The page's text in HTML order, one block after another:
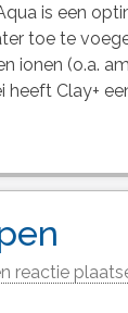
is een
toe te
ionen (o.a.
Clay+
reactie